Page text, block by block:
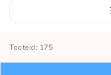
Tooteid: 175